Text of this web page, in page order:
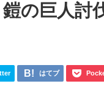
の巨人討
はてブ